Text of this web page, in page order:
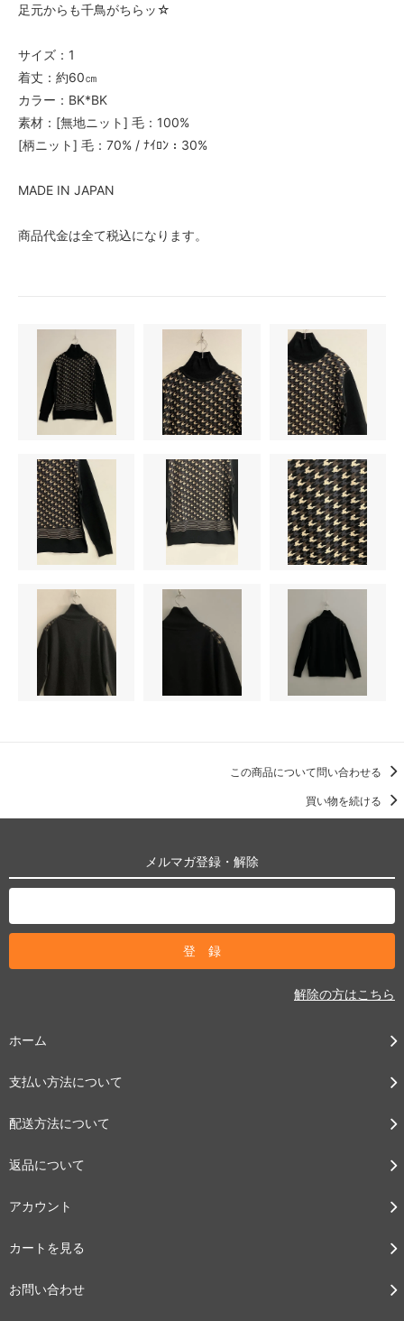
足元からも千鳥がちらッ☆
サイズ：1
着丈：約60㎝
カラー：BK*BK
素材：[無地ニット] 毛：100%
[柄ニット] 毛：70% / ﾅｲﾛﾝ：30%
MADE IN JAPAN
商品代金は全て税込になります。
この商品について問い合わせる
買い物を続ける
メルマガ登録・解除
解除の方はこちら
ホーム
支払い方法について
配送方法について
返品について
アカウント
カートを見る
お問い合わせ